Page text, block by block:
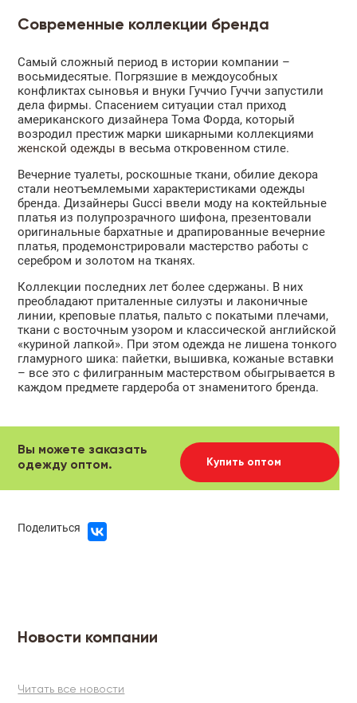
Современные коллекции бренда
Самый сложный период в истории компании –
восьмидесятые. Погрязшие в междоусобных
конфликтах сыновья и внуки Гуччио Гуччи запустили
дела фирмы. Спасением ситуации стал приход
американского дизайнера Тома Форда, который
возродил престиж марки шикарными коллекциями
женской одежды в весьма откровенном стиле.
Вечерние туалеты, роскошные ткани, обилие декора
стали неотъемлемыми характеристиками одежды
бренда. Дизайнеры Gucci ввели моду на коктейльные
платья из полупрозрачного шифона, презентовали
оригинальные бархатные и драпированные вечерние
платья, продемонстрировали мастерство работы с
серебром и золотом на тканях.
Коллекции последних лет более сдержаны. В них
преобладают приталенные силуэты и лаконичные
линии, креповые платья, пальто с покатыми плечами,
ткани с восточным узором и классической английской
«куриной лапкой». При этом одежда не лишена тонкого
гламурного шика: пайетки, вышивка, кожаные вставки
– все это с филигранным мастерством обыгрывается в
каждом предмете гардероба от знаменитого бренда.
Вы можете заказать
одежду оптом.
Купить оптом
Поделиться
Новости компании
Читать все новости